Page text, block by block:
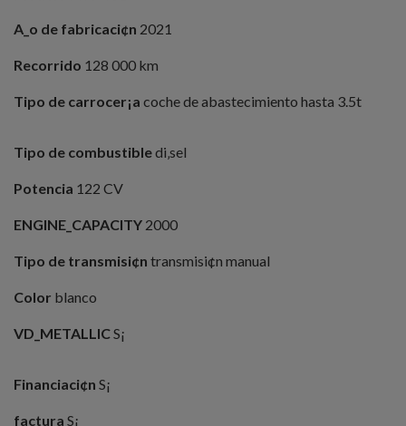
A_o de fabricaci¢n 2021
Recorrido 128 000 km
Tipo de carrocer¡a coche de abastecimiento hasta 3.5t
Tipo de combustibledi‚sel
Potencia 122 CV
ENGINE_CAPACITY 2000
Tipo de transmisi¢n transmisi¢n manual
Color blanco
VD_METALLICS¡
Financiaci¢n S¡
factura S¡